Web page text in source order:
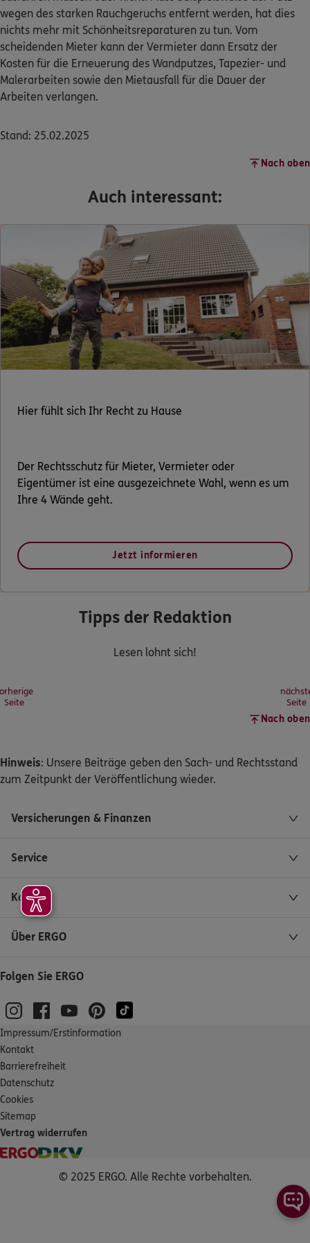
wegen des starken Rauchgeruchs entfernt werden, hat dies
nichts mehr mit Schönheitsreparaturen zu tun. Vom
scheidenden Mieter kann der Vermieter dann Ersatz der
Kosten für die Erneuerung des Wandputzes, Tapezier- und
Malerarbeiten sowie den Mietausfall für die Dauer der
Arbeiten verlangen.
Stand: 25.02.2025
Nach oben
Auch interessant:
Hier fühlt sich Ihr Recht zu Hause
Der Rechtsschutz für Mieter, Vermieter oder
Eigentümer ist eine ausgezeichnete Wahl, wenn es um
Ihre 4 Wände geht.
Jetzt informieren
Tipps der Redaktion
Lesen lohnt sich!
Seite
Seite
Nach oben
Hinweis: Unsere Beiträge geben den Sach- und Rechtsstand
zum Zeitpunkt der Veröffentlichung wieder.
Versicherungen & Finanzen
Service
Kontakt
Über ERGO
Folgen Sie ERGO
Impressum/Erstinformation
Kontakt
Barrierefreiheit
Datenschutz
Cookies
Sitemap
Vertrag widerrufen
© 2025 ERGO. Alle Rechte vorbehalten.